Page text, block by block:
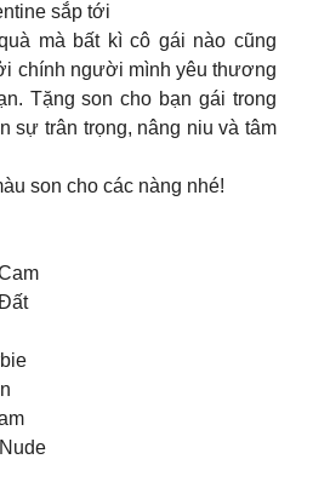
sắp tới
mà bất kì cô gái nào cũng
chính người mình yêu thương
Tặng son cho bạn gái trong
sự trân trọng, nâng niu và tâm
son cho các nàng nhé!